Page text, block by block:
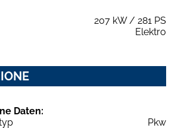
207 kW / 281 PS
Elektro
Daten:
Pkw